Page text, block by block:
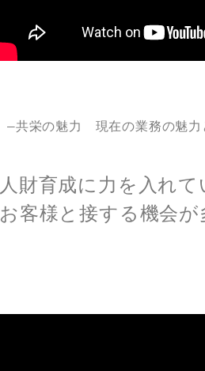
―共栄の魅力 現在の業務の魅力
人財育成に力を入れて
お客様と接する機会が